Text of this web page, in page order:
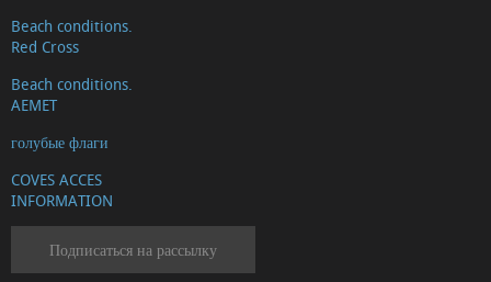
Beach conditions.
Red Cross
Beach conditions.
AEMET
голубые флаги
COVES ACCES
INFORMATION
Подписаться на рассылку